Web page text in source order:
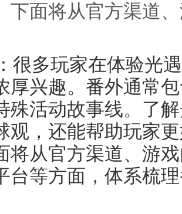
下面将从官方渠道
很多玩家在体验光
厚兴趣。番外通常
殊活动故事线。了
观，还能帮助玩家
将从官方渠道、游
台等方面，体系梳